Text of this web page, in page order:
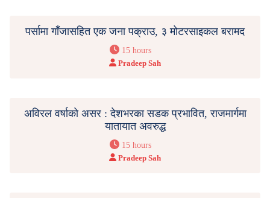
पर्सामा गाँजासहित एक जना पक्राउ, ३ मोटरसाइकल बरामद
15 hours
Pradeep Sah
अविरल वर्षाको असर : देशभरका सडक प्रभावित, राजमार्गमा
यातायात अवरुद्ध
15 hours
Pradeep Sah